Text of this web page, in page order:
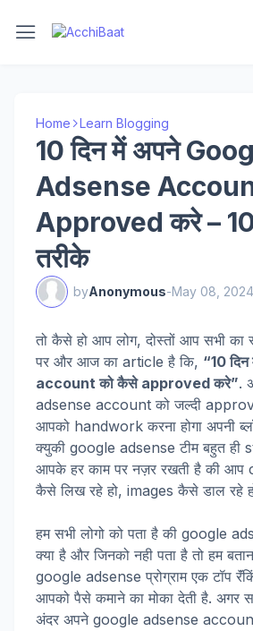
Home Learn Blogging
10 दिन में अपने
Adsense
Approved करे –
तरीके
byAnonymous-May 08, 2024
तो कैसे हो आप लोग, दोस्तों आप सभी का
पर और आज का article है कि, “10
account को कैसे approved करे”.
adsense account को जल्दी
आपको handwork करना होगा अपनी
क्युकी google adsense टीम बहुत ही
आपके हर काम पर नज़र रखती है की
कैसे लिख रहे हो, images कैसे डाल रहे
हम सभी लोगो को पता है की google
क्या है और जिनको नही पता है तो हम
google adsense प्रोग्राम एक टॉप
आपको पैसे कमाने का मोका देती है. अगर
अंदर अपने google adsense